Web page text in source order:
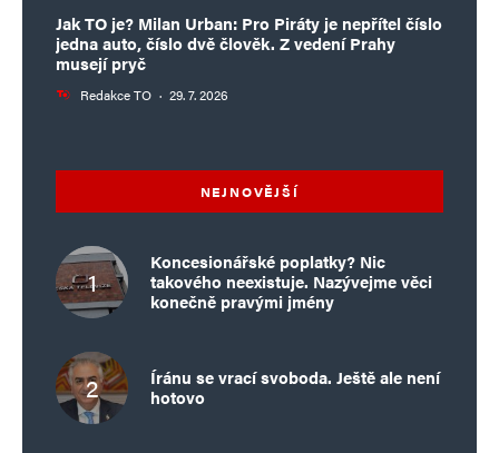
Jak TO je? Milan Urban: Pro Piráty je nepřítel číslo
jedna auto, číslo dvě člověk. Z vedení Prahy
musejí pryč
Redakce TO · 29. 7. 2026
NEJNOVĚJŠÍ
Koncesionářské poplatky? Nic
takového neexistuje. Nazývejme věci
konečně pravými jmény
Íránu se vrací svoboda. Ještě ale není
hotovo